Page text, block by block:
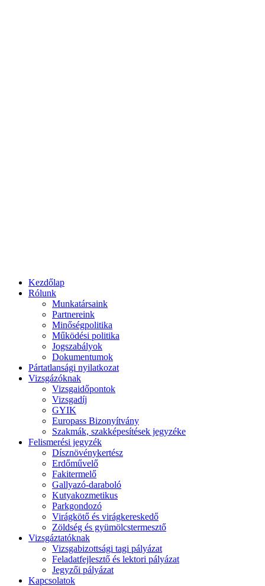
Kezdőlap
Rólunk
Munkatársaink
Partnereink
Minőségpolitika
Működési politika
Jogszabályok
Dokumentumok
Pártatlansági nyilatkozat
Vizsgázóknak
Vizsgaidőpontok
Vizsgadíj
GYIK
Europass Bizonyítvány
Szakmák, szakképesítések jegyzéke
Felismerési jegyzék
Dísznövénykertész
Erdőművelő
Fakitermelő
Gallyazó-daraboló
Kutyakozmetikus
Parkgondozó
Virágkötő és virágkereskedő
Zöldség és gyümölcstermesztő
Vizsgáztatóknak
Vizsgabizottsági tagi pályázat
Feladatfejlesztő és lektori pályázat
Jegyzői pályázat
Kapcsolatok